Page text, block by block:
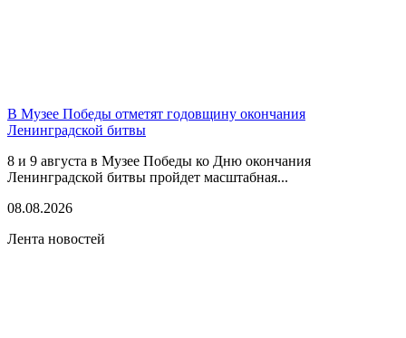
В Музее Победы отметят годовщину окончания
Ленинградской битвы
8 и 9 августа в Музее Победы ко Дню окончания
Ленинградской битвы пройдет масштабная...
08.08.2026
Лента новостей